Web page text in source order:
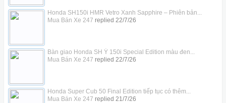
Honda SH150i HMR Vetro Xanh Sapphire – Phiên bản...
Mua Bán Xe 247 replied 22/7/26
Bàn giao Honda SH Ý 150i Special Edition màu đen...
Mua Bán Xe 247 replied 22/7/26
Honda Super Cub 50 Final Edition tiếp tục có thêm...
Mua Bán Xe 247 replied 21/7/26